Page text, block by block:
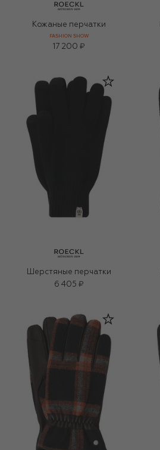
Кожаные перчатки
FASHION SHOW
17 200 ₽
Шерстяные перчатки
6 405 ₽